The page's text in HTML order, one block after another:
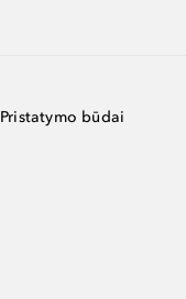
Pristatymo būdai